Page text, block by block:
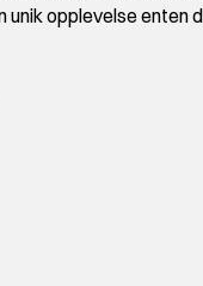
unik opplevelse enten